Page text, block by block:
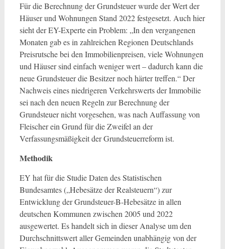
Für die Berechnung der Grundsteuer wurde der Wert der
Häuser und Wohnungen Stand 2022 festgesetzt. Auch hier
sieht der EY-Experte ein Problem: „In den vergangenen
Monaten gab es in zahlreichen Regionen Deutschlands
Preisrutsche bei den Immobilienpreisen, viele Wohnungen
und Häuser sind einfach weniger wert – dadurch kann die
neue Grundsteuer die Besitzer noch härter treffen.“ Der
Nachweis eines niedrigeren Verkehrswerts der Immobilie
sei nach den neuen Regeln zur Berechnung der
Grundsteuer nicht vorgesehen, was nach Auffassung von
Fleischer ein Grund für die Zweifel an der
Verfassungsmäßigkeit der Grundsteuerreform ist.
Methodik
EY hat für die Studie Daten des Statistischen
Bundesamtes („Hebesätze der Realsteuern“) zur
Entwicklung der Grundsteuer-B-Hebesätze in allen
deutschen Kommunen zwischen 2005 und 2022
ausgewertet. Es handelt sich in dieser Analyse um den
Durchschnittswert aller Gemeinden unabhängig von der